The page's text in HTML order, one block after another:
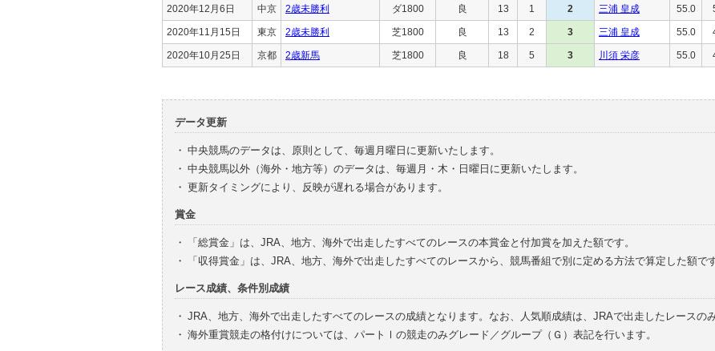
2020年12月6日 中京 2歳未勝利 ダ1800 良 13 1 2 三浦 皇成 55.0
2020年11月15日 東京 2歳未勝利 芝1800 良 13 2 3 三浦 皇成 55.0
2020年10月25日 京都 2歳新馬 芝1800 良 18 5 3 川須 栄彦 55.0
データ更新
・ 中央競馬のデータは、原則として、毎週月曜日に更新いたします。
・ 中央競馬以外（海外・地方等）のデータは、毎週月・木・日曜日に更新いたします。
・ 更新タイミングにより、反映が遅れる場合があります。
賞金
・
「総賞金」は、JRA、地方、海外で出走したすべてのレースの本賞金と付加賞を加えた額です。
・
「収得賞金」は、JRA、地方、海外で出走したすべてのレースから、競馬番組で別に定める方法で算定した額です
レース成績、条件別成績
・ JRA、地方、海外で出走したすべてのレースの成績となります。なお、人気順成績は、JRAで出走したレースの
・ 海外重賞競走の格付けについては、パートⅠの競走のみグレード／グループ（Ｇ）表記を行います。